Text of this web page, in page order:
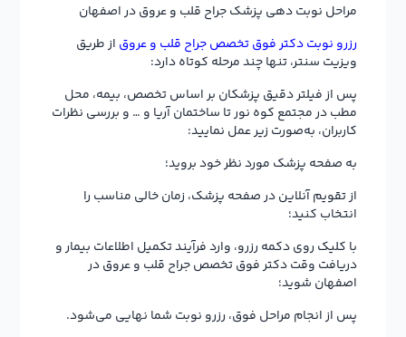
مراحل نوبت دهی پزشک جراح قلب و عروق در اصفهان
رزرو نوبت دکتر فوق تخصص جراح قلب و عروق از طریق
ویزیت سنتر، تنها چند مرحله کوتاه دارد:
پس از فیلتر دقیق پزشکان بر اساس تخصص، بیمه، محل
مطب در مجتمع کوه نور تا ساختمان آریا و … و بررسی نظرات
کاربران، به‌صورت زیر عمل نمایید:
به صفحه پزشک مورد نظر خود بروید؛
از تقویم آنلاین در صفحه پزشک، زمان خالی مناسب را
انتخاب کنید؛
با کلیک روی دکمه رزرو، وارد فرآیند تکمیل اطلاعات بیمار و
دریافت وقت دکتر فوق تخصص جراح قلب و عروق در
اصفهان شوید؛
پس از انجام مراحل فوق، رزرو نوبت شما نهایی می‌شود.